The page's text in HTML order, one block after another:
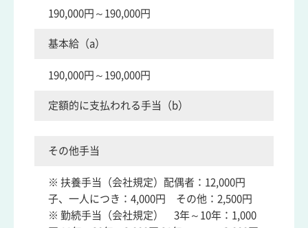
190,000円～190,000円
基本給（a）
190,000円～190,000円
定額的に支払われる手当（b）
その他手当
※ 扶養手当（会社規定）配偶者：12,000円
子、一人につき：4,000円 その他：2,500円
※ 勤続手当（会社規定） 3年～10年：1,000